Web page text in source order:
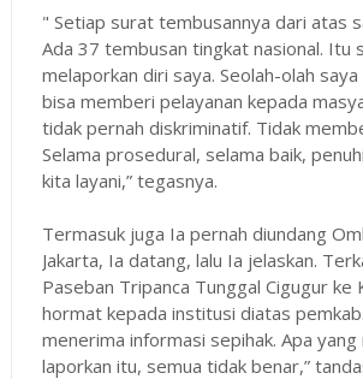
" Setiap surat tembusannya dari atas
Ada 37 tembusan tingkat nasional. Itu
melaporkan diri saya. Seolah-olah
bisa memberi pelayanan kepada
tidak pernah diskriminatif. Tidak
Selama prosedural, selama baik,
kita layani,” tegasnya.
Termasuk juga Ia pernah diundang
Jakarta, Ia datang, lalu Ia jelaskan.
Paseban Tripanca Tunggal Cigugur ke
hormat kepada institusi diatas
menerima informasi sepihak. Apa yang
laporkan itu, semua tidak benar,”